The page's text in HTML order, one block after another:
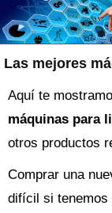
Las mejores
Aquí te
máquinas para
otros productos
Comprar una
difícil si tenemos